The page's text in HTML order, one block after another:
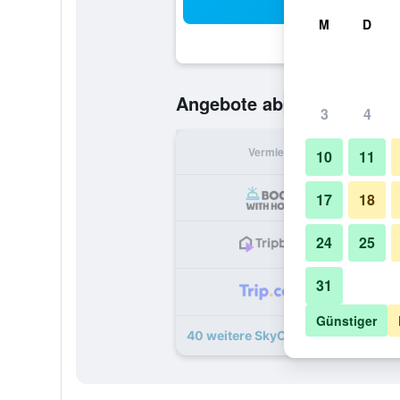
Angebote ab67 € Günstigste
Vermieter
40 weitere SkyCity Hotel Angebote
M D
3 4
10 11
17 18
24 25
31
Günstiger